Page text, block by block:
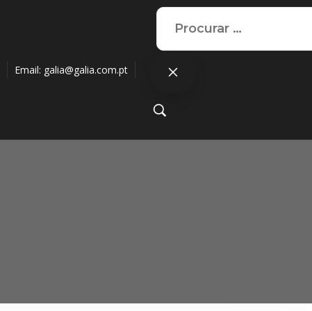
Email: galia@galia.com.pt